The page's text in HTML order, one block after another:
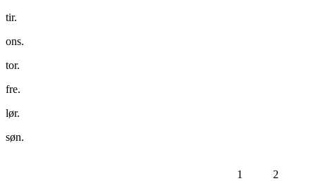
tir.
ons.
tor.
fre.
lør.
søn.
1 2